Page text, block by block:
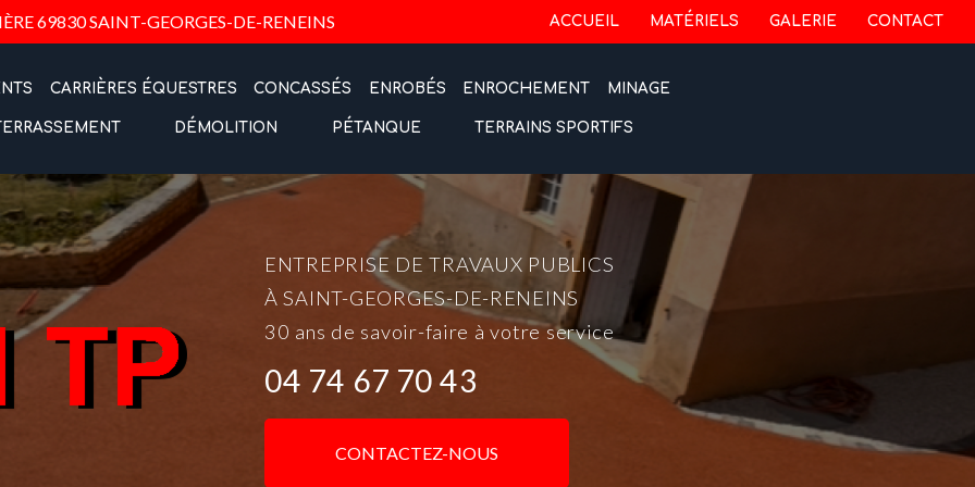
69830 SAINT-GEORGES-DE-RENEINS Navigation secondaire
ACCUEIL MATÉRIELS GALERIE CONTACT
CARRIÈRES ÉQUESTRES CONCASSÉS ENROBÉS ENROCHEMENT MINAGE
DÉMOLITION PÉTANQUE TERRAINS SPORTIFS
ENTREPRISE DE TRAVAUX PUBLICS
À SAINT-GEORGES-DE-RENEINS
30 ans de savoir-faire à votre service
04 74 67 70 43
CONTACTEZ-NOUS